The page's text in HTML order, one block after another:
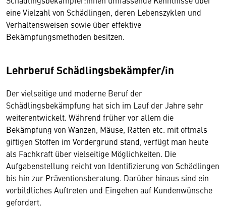
eine Vielzahl von Schädlingen, deren Lebenszyklen und
Verhaltensweisen sowie über effektive
Bekämpfungsmethoden besitzen.
Lehrberuf Schädlingsbekämpfer/in
Der vielseitige und moderne Beruf der
Schädlingsbekämpfung hat sich im Lauf der Jahre sehr
weiterentwickelt. Während früher vor allem die
Bekämpfung von Wanzen, Mäuse, Ratten etc. mit oftmals
giftigen Stoffen im Vordergrund stand, verfügt man heute
als Fachkraft über vielseitige Möglichkeiten. Die
Aufgabenstellung reicht von Identifizierung von Schädlingen
bis hin zur Präventionsberatung. Darüber hinaus sind ein
vorbildliches Auftreten und Eingehen auf Kundenwünsche
gefordert.